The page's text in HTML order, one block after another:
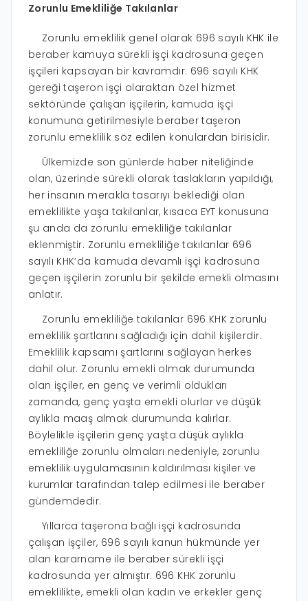
Zorunlu Emekliliğe Takılanlar
Zorunlu emeklilik genel olarak 696 sayılı KHK ile
beraber kamuya sürekli işçi kadrosuna geçen
işçileri kapsayan bir kavramdır. 696 sayılı KHK
gereği taşeron işçi olaraktan özel hizmet
sektöründe çalışan işçilerin, kamuda işçi
konumuna getirilmesiyle beraber taşeron
zorunlu emeklilik söz edilen konulardan birisidir.
Ülkemizde son günlerde haber niteliğinde
olan, üzerinde sürekli olarak taslakların yapıldığı,
her insanın merakla tasarıyı beklediği olan
emeklilikte yaşa takılanlar, kısaca EYT konusuna
şu anda da zorunlu emekliliğe takılanlar
eklenmiştir. Zorunlu emekliliğe takılanlar 696
sayılı KHK’da kamuda devamlı işçi kadrosuna
geçen işçilerin zorunlu bir şekilde emekli olmasını
anlatır.
Zorunlu emekliliğe takılanlar 696 KHK zorunlu
emeklilik şartlarını sağladığı için dahil kişilerdir.
Emeklilik kapsamı şartlarını sağlayan herkes
dahil olur. Zorunlu emekli olmak durumunda
olan işçiler, en genç ve verimli oldukları
zamanda, genç yaşta emekli olurlar ve düşük
aylıkla maaş almak durumunda kalırlar.
Böylelikle işçilerin genç yaşta düşük aylıkla
emekliliğe zorunlu olmaları nedeniyle, zorunlu
emeklilik uygulamasının kaldırılması kişiler ve
kurumlar tarafından talep edilmesi ile beraber
gündemdedir.
Yıllarca taşerona bağlı işçi kadrosunda
çalışan işçiler, 696 sayılı kanun hükmünde yer
alan kararname ile beraber sürekli işçi
kadrosunda yer almıştır. 696 KHK zorunlu
emeklilikte, emekli olan kadın ve erkekler genç